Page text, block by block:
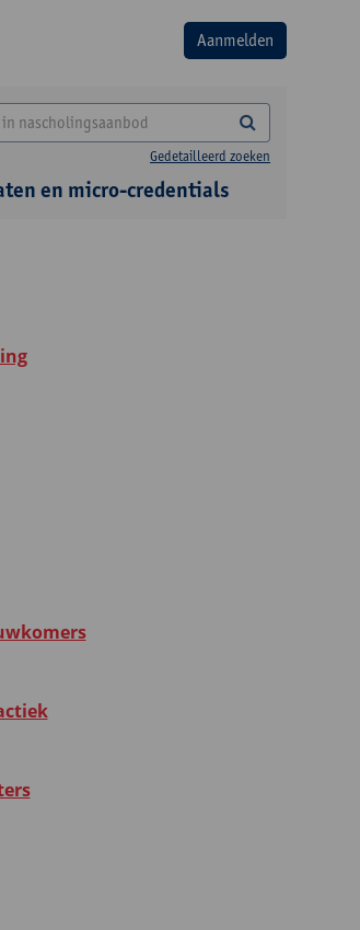
Gedetailleerd zoeken
en micro-credentials